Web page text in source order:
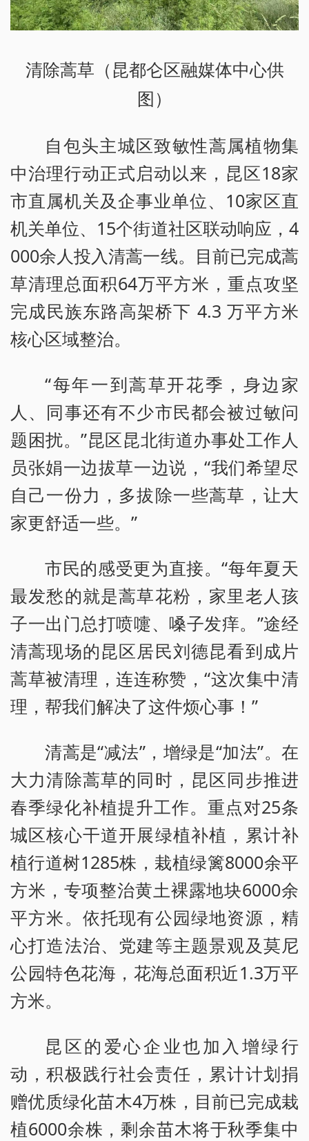
清除蒿草（昆都仑区融媒体中心供
图）
自包头主城区致敏性蒿属植物集
中治理行动正式启动以来，昆区18家
市直属机关及企事业单位、10家区直
机关单位、15个街道社区联动响应，4
000余人投入清蒿一线。目前已完成蒿
草清理总面积64万平方米，重点攻坚
完成民族东路高架桥下 4.3 万平方米
核心区域整治。
“每年一到蒿草开花季，身边家
人、同事还有不少市民都会被过敏问
题困扰。”昆区昆北街道办事处工作人
员张娟一边拔草一边说，“我们希望尽
自己一份力，多拔除一些蒿草，让大
家更舒适一些。”
市民的感受更为直接。“每年夏天
最发愁的就是蒿草花粉，家里老人孩
子一出门总打喷嚏、嗓子发痒。”途经
清蒿现场的昆区居民刘德昆看到成片
蒿草被清理，连连称赞，“这次集中清
理，帮我们解决了这件烦心事！”
清蒿是“减法”，增绿是“加法”。在
大力清除蒿草的同时，昆区同步推进
春季绿化补植提升工作。重点对25条
城区核心干道开展绿植补植，累计补
植行道树1285株，栽植绿篱8000余平
方米，专项整治黄土裸露地块6000余
平方米。依托现有公园绿地资源，精
心打造法治、党建等主题景观及莫尼
公园特色花海，花海总面积近1.3万平
方米。
昆区的爱心企业也加入增绿行
动，积极践行社会责任，累计计划捐
赠优质绿化苗木4万株，目前已完成栽
植6000余株，剩余苗木将于秋季集中